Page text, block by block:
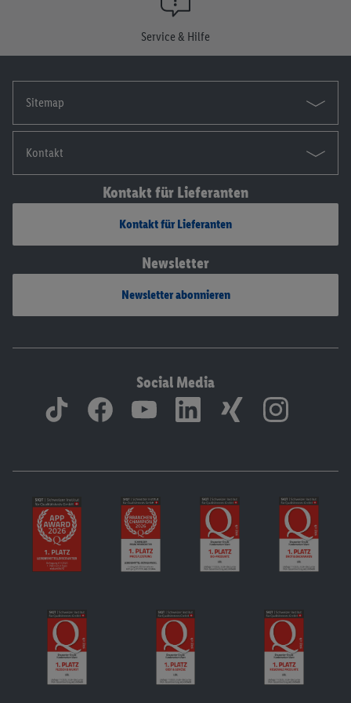
Service & Hilfe
Sitemap
Kontakt
Kontakt für Lieferanten
Kontakt für Lieferanten
Newsletter
Newsletter abonnieren
Social Media